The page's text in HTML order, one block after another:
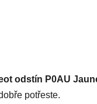
odstín P0AU
potřeste.